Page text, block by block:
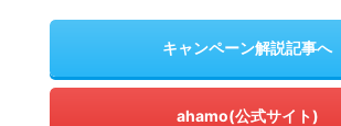
キャンペーン解説記事へ
ahamo(公式サイト)